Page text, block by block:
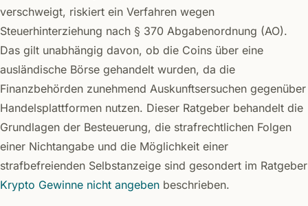
verschweigt, riskiert ein Verfahren wegen
Steuerhinterziehung nach § 370 Abgabenordnung (AO).
Das gilt unabhängig davon, ob die Coins über eine
ausländische Börse gehandelt wurden, da die
Finanzbehörden zunehmend Auskunftsersuchen gegenüber
Handelsplattformen nutzen. Dieser Ratgeber behandelt die
Grundlagen der Besteuerung, die strafrechtlichen Folgen
einer Nichtangabe und die Möglichkeit einer
strafbefreienden Selbstanzeige sind gesondert im Ratgeber
Krypto Gewinne nicht angeben beschrieben.